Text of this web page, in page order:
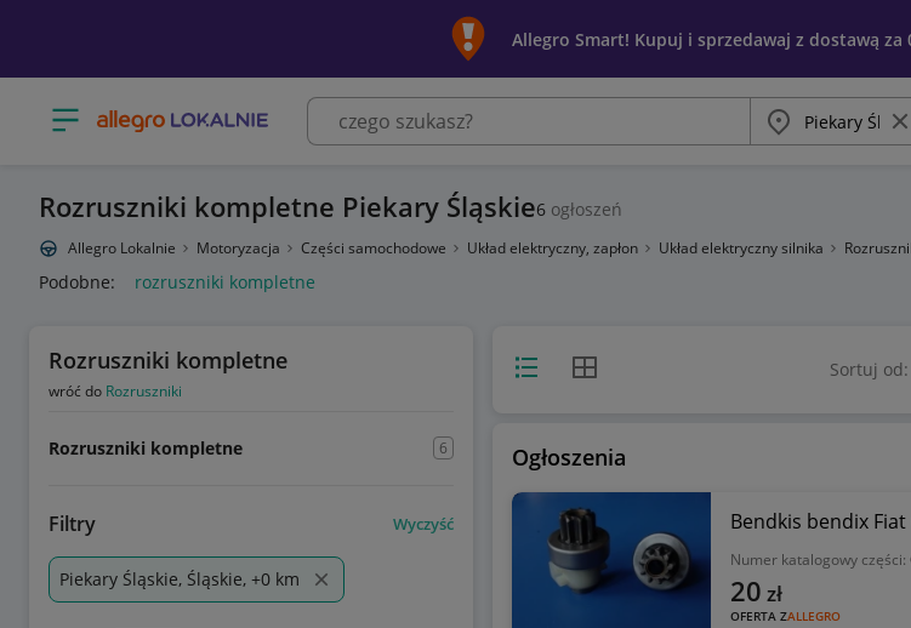
Allegro Smart! Kupuj i sprzedawaj z dostawą za
Otwórz menu z kategoriami Miasto
Rozruszniki kompletne Piekary Śląskie6 ogłoszeń
Allegro Lokalnie Motoryzacja Części samochodowe Układ elektryczny, zapłon Układ elektryczny silnika
Podobne: rozruszniki kompletne
Rozruszniki kompletne
wróć do Rozruszniki
Rozruszniki kompletne 6
Filtry Wyczyść
Piekary Śląskie, Śląskie, +0 km
Widok listyWidok siatki Sortuj od:
Ogłoszenia
Bendkis bendix
Numer katalogowy części:
OFERTA ZALLEGRO
20 zł